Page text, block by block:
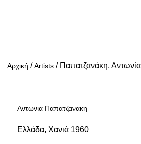
Αρχική /Artists / Παπατζανάκη, Αντωνία
Αντωνια Παπατζανακη
Ελλάδα, Χανιά 1960